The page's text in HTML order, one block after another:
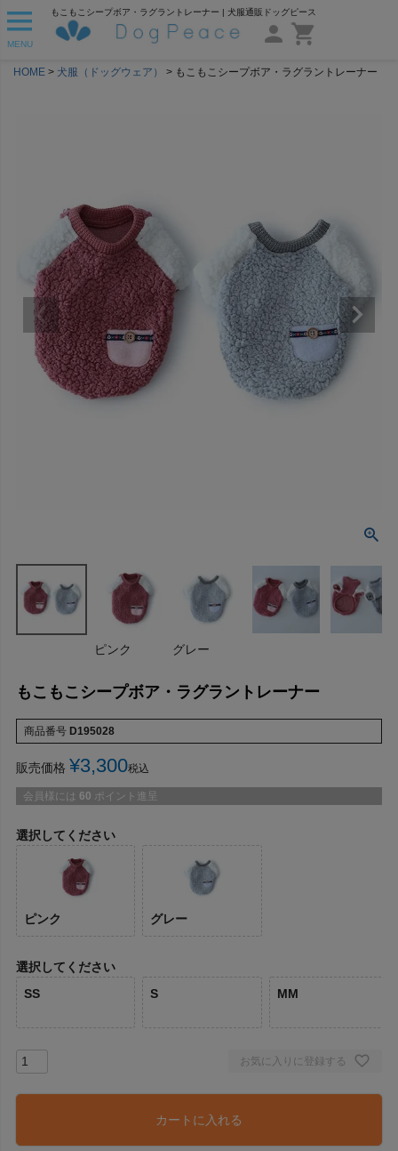
MENU
もこもこシープボア・ラグラントレーナー | 犬服通販ドッグピース
HOME 犬服（ドッグウェア） もこもこシープボア・ラグラントレーナー
ピンク グレー
もこもこシープボア・ラグラントレーナー
商品番号 D195028
販売価格 ¥3,300税込
会員様には 60 ポイント進呈
選択してください
ピンク グレー
選択してください
SS
S MM
お気に入りに登録する
カートに入れる